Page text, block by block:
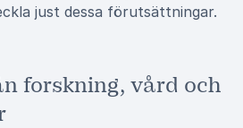
just dessa förutsättningar.
forskning, vård och